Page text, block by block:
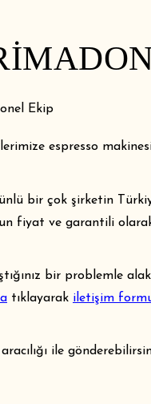
Ekip
espresso
bir çok şirketin
fiyat ve garantili
bir problemle
tıklayarak iletişim
aracılığı ile